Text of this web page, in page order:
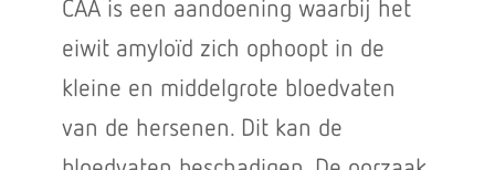
CAA is een aandoening waarbij het
eiwit amyloïd zich ophoopt in de
kleine en middelgrote bloedvaten
van de hersenen. Dit kan de